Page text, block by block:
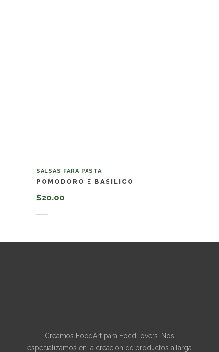
SALSAS PARA PASTA
POMODORO E BASILICO
$20.00
Creamos FoodArt para FoodLovers. Nos
especializamos en la creación de productos a larga